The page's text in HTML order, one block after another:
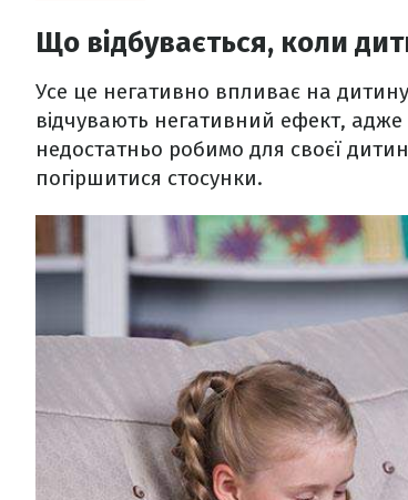
Що відбувається, коли
Усе це негативно впливає на
відчувають негативний ефект,
недостатньо робимо для своєї
погіршитися стосунки.